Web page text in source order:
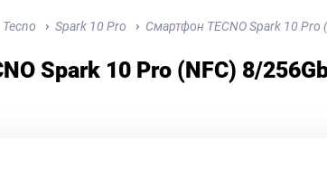
Tecno Spark 10 Pro Смартфон TECNO Spark 10 Pro
Spark 10 Pro (NFC) 8/